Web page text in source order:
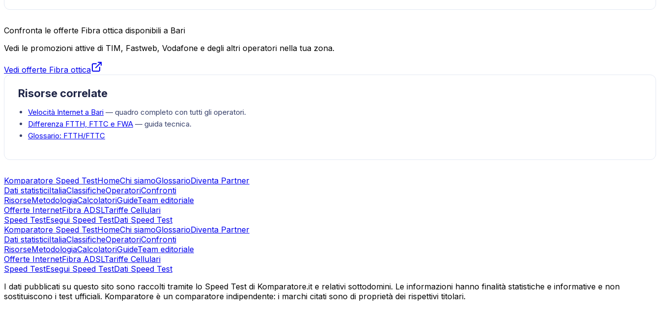
Confronta le offerte Fibra ottica disponibili a Bari
Vedi le promozioni attive di TIM, Fastweb, Vodafone e degli altri operatori nella tua zona.
Vedi offerte Fibra ottica
Risorse correlate
Velocità Internet a Bari — quadro completo con tutti gli operatori.
Differenza FTTH, FTTC e FWA — guida tecnica.
Glossario: FTTH/FTTC
Komparatore Speed TestHomeChi siamoGlossarioDiventa Partner
Dati statisticiItaliaClassificheOperatoriConfronti
RisorseMetodologiaCalcolatoriGuideTeam editoriale
Offerte InternetFibra ADSLTariffe Cellulari
Speed TestEsegui Speed TestDati Speed Test
Komparatore Speed TestHomeChi siamoGlossarioDiventa Partner
Dati statisticiItaliaClassificheOperatoriConfronti
RisorseMetodologiaCalcolatoriGuideTeam editoriale
Offerte InternetFibra ADSLTariffe Cellulari
Speed TestEsegui Speed TestDati Speed Test
I dati pubblicati su questo sito sono raccolti tramite lo Speed Test di Komparatore.it e relativi sottodomini. Le informazioni hanno finalità statistiche e informative e non
sostituiscono i test ufficiali. Komparatore è un comparatore indipendente: i marchi citati sono di proprietà dei rispettivi titolari.